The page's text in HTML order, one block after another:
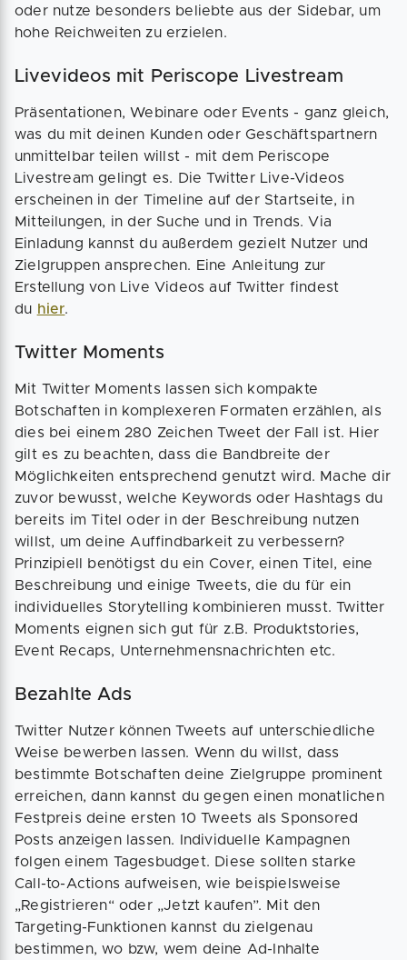
oder nutze besonders beliebte aus der Sidebar, um
hohe Reichweiten zu erzielen.
Livevideos mit Periscope Livestream
Präsentationen, Webinare oder Events - ganz gleich,
was du mit deinen Kunden oder Geschäftspartnern
unmittelbar teilen willst - mit dem Periscope
Livestream gelingt es. Die Twitter Live-Videos
erscheinen in der Timeline auf der Startseite, in
Mitteilungen, in der Suche und in Trends. Via
Einladung kannst du außerdem gezielt Nutzer und
Zielgruppen ansprechen. Eine Anleitung zur
Erstellung von Live Videos auf Twitter findest
du hier.
Twitter Moments
Mit Twitter Moments lassen sich kompakte
Botschaften in komplexeren Formaten erzählen, als
dies bei einem 280 Zeichen Tweet der Fall ist. Hier
gilt es zu beachten, dass die Bandbreite der
Möglichkeiten entsprechend genutzt wird. Mache dir
zuvor bewusst, welche Keywords oder Hashtags du
bereits im Titel oder in der Beschreibung nutzen
willst, um deine Auffindbarkeit zu verbessern?
Prinzipiell benötigst du ein Cover, einen Titel, eine
Beschreibung und einige Tweets, die du für ein
individuelles Storytelling kombinieren musst. Twitter
Moments eignen sich gut für z.B. Produktstories,
Event Recaps, Unternehmensnachrichten etc.
Bezahlte Ads
Twitter Nutzer können Tweets auf unterschiedliche
Weise bewerben lassen. Wenn du willst, dass
bestimmte Botschaften deine Zielgruppe prominent
erreichen, dann kannst du gegen einen monatlichen
Festpreis deine ersten 10 Tweets als Sponsored
Posts anzeigen lassen. Individuelle Kampagnen
folgen einem Tagesbudget. Diese sollten starke
Call-to-Actions aufweisen, wie beispielsweise
„Registrieren“ oder „Jetzt kaufen”. Mit den
Targeting-Funktionen kannst du zielgenau
bestimmen, wo bzw, wem deine Ad-Inhalte